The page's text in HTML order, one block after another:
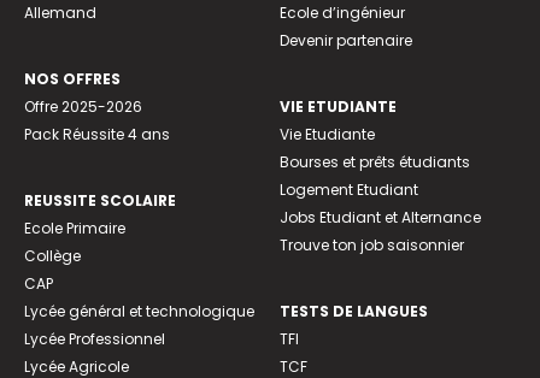
Allemand
NOS OFFRES
Offre 2025-2026
Pack Réussite 4 ans
REUSSITE SCOLAIRE
Ecole Primaire
Collège
CAP
Lycée général et technologique
Lycée Professionnel
Lycée Agricole
Ecole d’ingénieur
Devenir partenaire
VIE ETUDIANTE
Vie Etudiante
Bourses et prêts étudiants
Logement Etudiant
Jobs Etudiant et Alternance
Trouve ton job saisonnier
TESTS DE LANGUES
TFI
TCF